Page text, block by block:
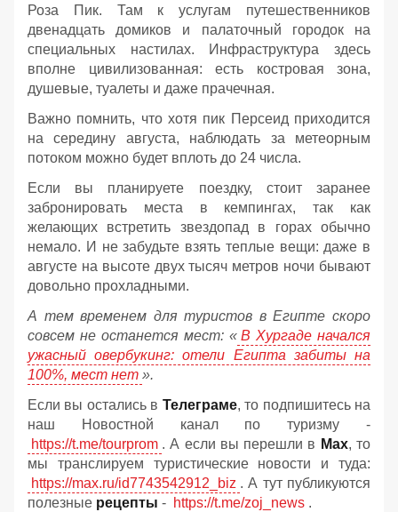
Роза Пик. Там к услугам путешественников
двенадцать домиков и палаточный городок на
специальных настилах. Инфраструктура здесь
вполне цивилизованная: есть костровая зона,
душевые, туалеты и даже прачечная.
Важно помнить, что хотя пик Персеид приходится
на середину августа, наблюдать за метеорным
потоком можно будет вплоть до 24 числа.
Если вы планируете поездку, стоит заранее
забронировать места в кемпингах, так как
желающих встретить звездопад в горах обычно
немало. И не забудьте взять теплые вещи: даже в
августе на высоте двух тысяч метров ночи бывают
довольно прохладными.
А тем временем для туристов в Египте скоро
совсем не останется мест: « В Хургаде начался
ужасный овербукинг: отели Египта забиты на
100%, мест нет ».
Если вы остались в Телеграме, то подпишитесь на
наш Новостной канал по туризму -
https://t.me/tourprom . А если вы перешли в Мах, то
мы транслируем туристические новости и туда:
https://max.ru/id7743542912_biz . А тут публикуются
полезные рецепты - https://t.me/zoj_news .